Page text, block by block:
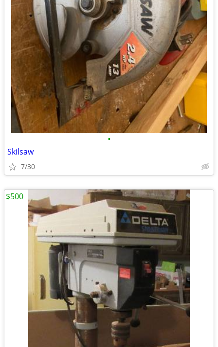
•
Skilsaw
7/30
$500